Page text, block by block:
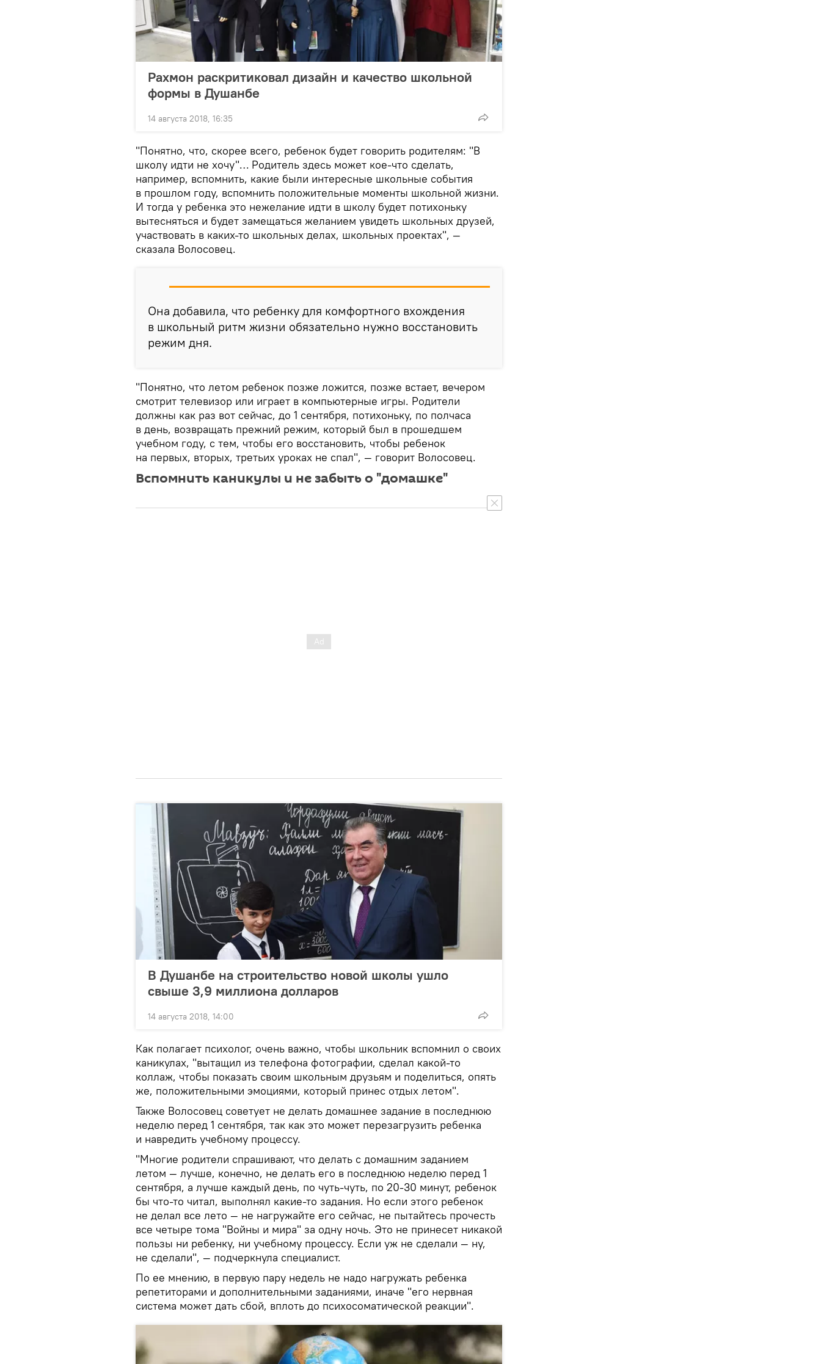
Рахмон раскритиковал дизайн и качество школьной
формы в Душанбе
14 августа 2018, 16:35
"Понятно, что, скорее всего, ребенок будет говорить родителям: "В
школу идти не хочу"… Родитель здесь может кое-что сделать,
например, вспомнить, какие были интересные школьные события
в прошлом году, вспомнить положительные моменты школьной жизни.
И тогда у ребенка это нежелание идти в школу будет потихоньку
вытесняться и будет замещаться желанием увидеть школьных друзей,
участвовать в каких-то школьных делах, школьных проектах", —
сказала Волосовец.
Она добавила, что ребенку для комфортного вхождения
в школьный ритм жизни обязательно нужно восстановить
режим дня.
"Понятно, что летом ребенок позже ложится, позже встает, вечером
смотрит телевизор или играет в компьютерные игры. Родители
должны как раз вот сейчас, до 1 сентября, потихоньку, по полчаса
в день, возвращать прежний режим, который был в прошедшем
учебном году, с тем, чтобы его восстановить, чтобы ребенок
на первых, вторых, третьих уроках не спал", — говорит Волосовец.
Вспомнить каникулы и не забыть о "домашке"
В Душанбе на строительство новой школы ушло
свыше 3,9 миллиона долларов
14 августа 2018, 14:00
Как полагает психолог, очень важно, чтобы школьник вспомнил о своих
каникулах, "вытащил из телефона фотографии, сделал какой-то
коллаж, чтобы показать своим школьным друзьям и поделиться, опять
же, положительными эмоциями, который принес отдых летом".
Также Волосовец советует не делать домашнее задание в последнюю
неделю перед 1 сентября, так как это может перезагрузить ребенка
и навредить учебному процессу.
"Многие родители спрашивают, что делать с домашним заданием
летом — лучше, конечно, не делать его в последнюю неделю перед 1
сентября, а лучше каждый день, по чуть-чуть, по 20-30 минут, ребенок
бы что-то читал, выполнял какие-то задания. Но если этого ребенок
не делал все лето — не нагружайте его сейчас, не пытайтесь прочесть
все четыре тома "Войны и мира" за одну ночь. Это не принесет никакой
пользы ни ребенку, ни учебному процессу. Если уж не сделали — ну,
не сделали", — подчеркнула специалист.
По ее мнению, в первую пару недель не надо нагружать ребенка
репетиторами и дополнительными заданиями, иначе "его нервная
система может дать сбой, вплоть до психосоматической реакции".